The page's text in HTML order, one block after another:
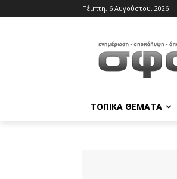
Πέμπτη, 6 Αυγούστου, 2026
ΤΟΠΙΚΑ ΘΕΜΑΤΑ